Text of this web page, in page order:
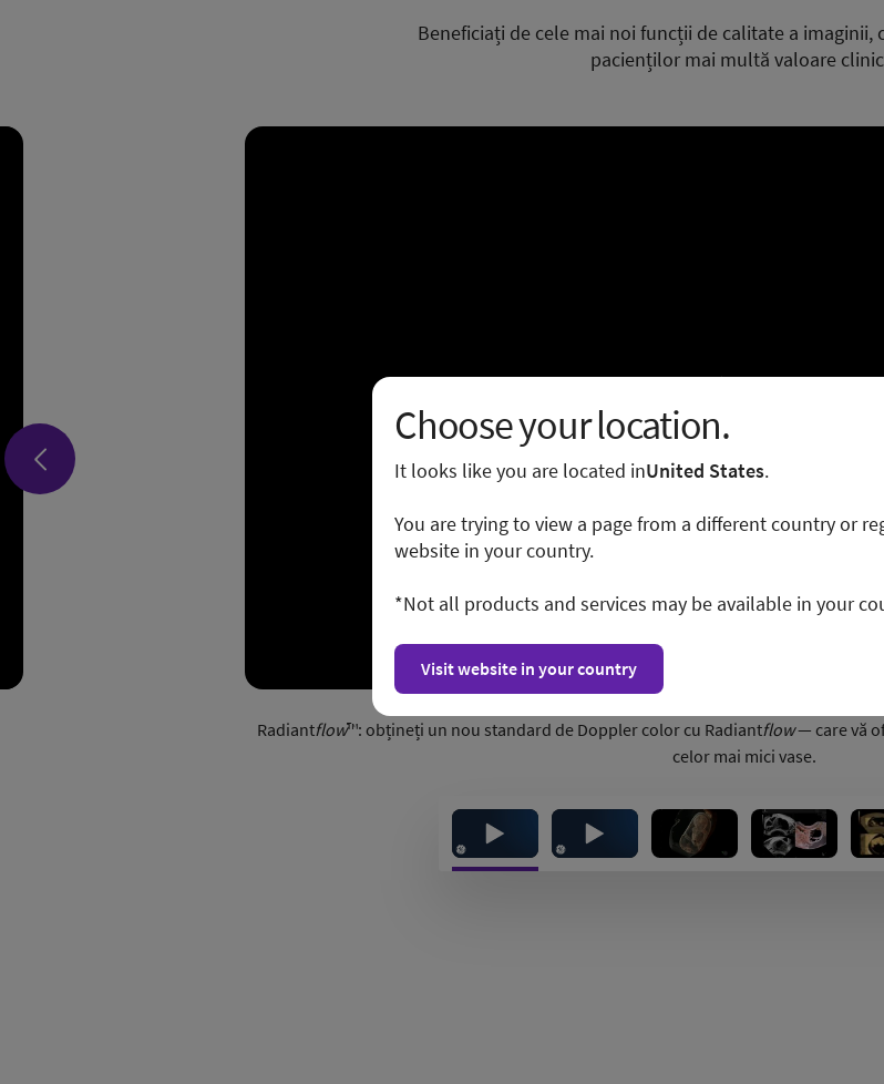
Beneficiați de cele mai noi funcții de calitate a imaginii,
pacienților mai multă valoare
Radiantflow™: obțineți un nou standard de Doppler color cu Radiantflow— care vă
celor mai mici vase.
Choose your location.
It looks like you are located inUnited States.
You are trying to view a page from a different country or
website in your country.
*Not all products and services may be available in your
Visit website in your country